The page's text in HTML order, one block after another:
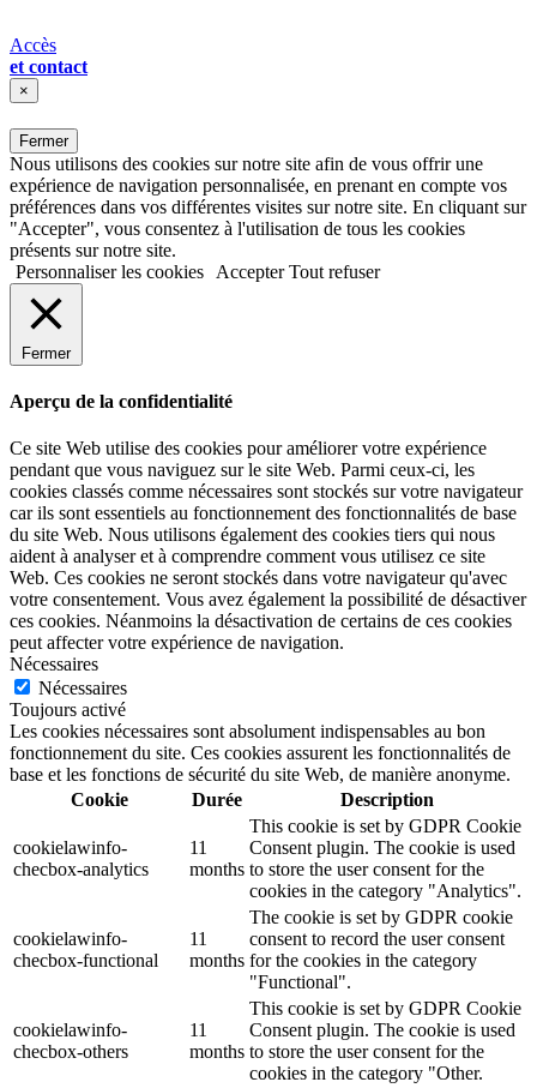
Accès
et contact
×
Fermer
Nous utilisons des cookies sur notre site afin de vous offrir une
expérience de navigation personnalisée, en prenant en compte vos
préférences dans vos différentes visites sur notre site. En cliquant sur
"Accepter", vous consentez à l'utilisation de tous les cookies
présents sur notre site.
Personnaliser les cookies
Accepter Tout refuser
Fermer
Aperçu de la confidentialité
Ce site Web utilise des cookies pour améliorer votre expérience
pendant que vous naviguez sur le site Web. Parmi ceux-ci, les
cookies classés comme nécessaires sont stockés sur votre navigateur
car ils sont essentiels au fonctionnement des fonctionnalités de base
du site Web. Nous utilisons également des cookies tiers qui nous
aident à analyser et à comprendre comment vous utilisez ce site
Web. Ces cookies ne seront stockés dans votre navigateur qu'avec
votre consentement. Vous avez également la possibilité de désactiver
ces cookies. Néanmoins la désactivation de certains de ces cookies
peut affecter votre expérience de navigation.
Nécessaires
Nécessaires
Toujours activé
Les cookies nécessaires sont absolument indispensables au bon
fonctionnement du site. Ces cookies assurent les fonctionnalités de
base et les fonctions de sécurité du site Web, de manière anonyme.
Cookie
Durée Description
cookielawinfo-
checbox-analytics
11
months
This cookie is set by GDPR Cookie
Consent plugin. The cookie is used
to store the user consent for the
cookies in the category "Analytics".
cookielawinfo-
checbox-functional
11
months
The cookie is set by GDPR cookie
consent to record the user consent
for the cookies in the category
"Functional".
cookielawinfo-
checbox-others
11
months
This cookie is set by GDPR Cookie
Consent plugin. The cookie is used
to store the user consent for the
cookies in the category "Other.